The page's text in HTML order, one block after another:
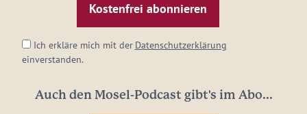
Adresse:
Ich erkläre mich mit der Datenschutzerklärung
einverstanden.
Auch den Mosel-Podcast gibt's im Abo...